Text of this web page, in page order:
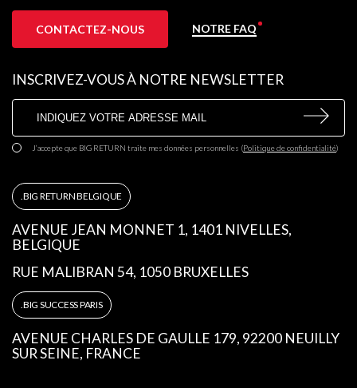
CONTACTEZ-NOUS NOTRE FAQ
BIG RETURN BELGIQUE
AVENUE JEAN MONNET 1, 1401 NIVELLES,
BELGIQUE
RUE MALIBRAN 54, 1050 BRUXELLES
BIG SUCCESS PARIS
AVENUE CHARLES DE GAULLE 179, 92200 NEUILLY
SUR SEINE, FRANCE
INSCRIVEZ-VOUS À NOTRE NEWSLETTER
J’accepte que BIG RETURN traite mes données personnelles (Politique de confidentialité)